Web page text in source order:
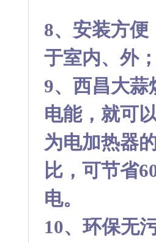
8、安装方
于室内、外
9、 西昌大蒜
电能，就可
为电加热器
比，可节省
电。
10、环保无